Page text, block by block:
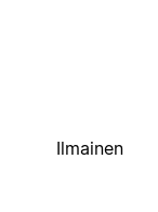
Ilmainen